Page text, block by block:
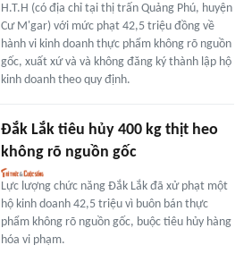
H.T.H (có địa chỉ tại thị trấn Quảng Phú, huyện
Cư M'gar) với mức phạt 42,5 triệu đồng về
hành vi kinh doanh thực phẩm không rõ nguồn
gốc, xuất xứ và và không đăng ký thành lập hộ
kinh doanh theo quy định.
Đắk Lắk tiêu hủy 400 kg thịt heo
không rõ nguồn gốc
Lực lượng chức năng Đắk Lắk đã xử phạt một
hộ kinh doanh 42,5 triệu vì buôn bán thực
phẩm không rõ nguồn gốc, buộc tiêu hủy hàng
hóa vi phạm.